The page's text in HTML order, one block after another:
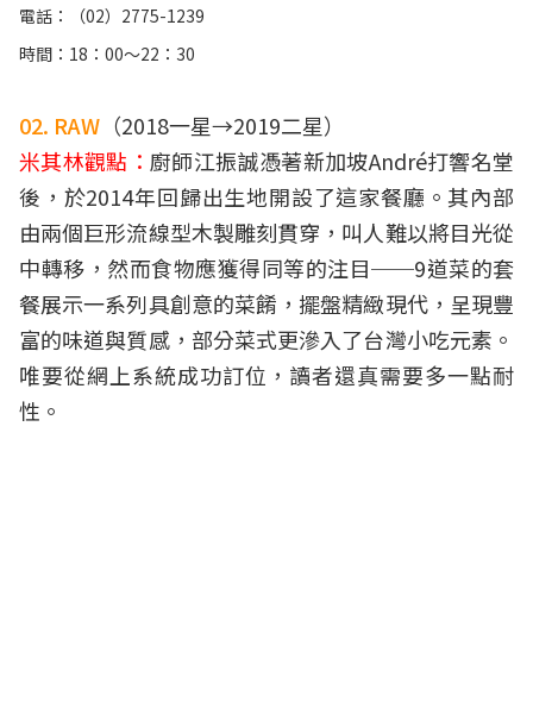
電話：（02）2775-1239
時間：18：00～22：30
02. RAW （2018一星→2019二星）
米其林觀點： 廚師江振誠憑著新加坡André打響名堂
後，於2014年回歸出生地開設了這家餐廳。其內部
由兩個巨形流線型木製雕刻貫穿，叫人難以將目光從
中轉移，然而食物應獲得同等的注目──9道菜的套
餐展示一系列具創意的菜餚，擺盤精緻現代，呈現豐
富的味道與質感，部分菜式更滲入了台灣小吃元素。
唯要從網上系統成功訂位，讀者還真需要多一點耐
性。